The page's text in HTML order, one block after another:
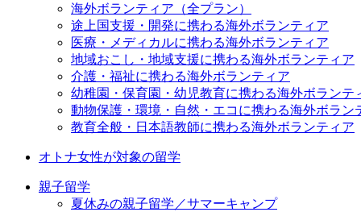
海外ボランティア（全プラン）
途上国支援・開発に携わる海外ボランティア
医療・メディカルに携わる海外ボランティア
地域おこし・地域支援に携わる海外ボランティア
介護・福祉に携わる海外ボランティア
幼稚園・保育園・幼児教育に携わる海外ボランテ
動物保護・環境・自然・エコに携わる海外ボラン
教育全般・日本語教師に携わる海外ボランティア
オトナ女性が対象の留学
親子留学
夏休みの親子留学／サマーキャンプ